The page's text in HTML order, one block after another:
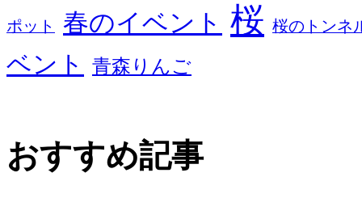
ポット 春のイベント 桜 桜のトンネ
ベント 青森りんご
おすすめ記事